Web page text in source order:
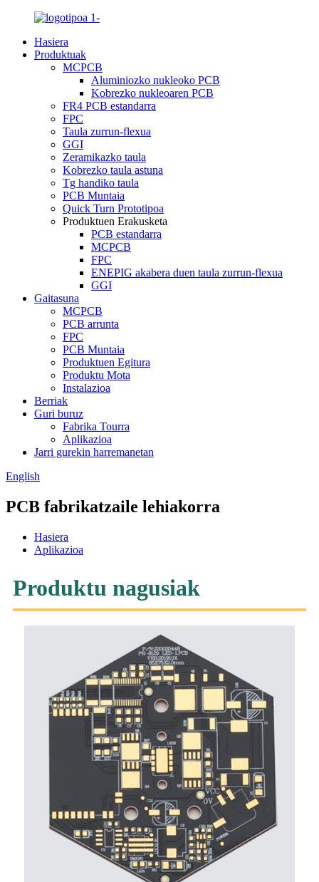
Hasiera
Produktuak
MCPCB
Aluminiozko nukleoko PCB
Kobrezko nukleoaren PCB
FR4 PCB estandarra
FPC
Taula zurrun-flexua
GGI
Zeramikazko taula
Kobrezko taula astuna
Tg handiko taula
PCB Muntaia
Quick Turn Prototipoa
Produktuen Erakusketa
PCB estandarra
MCPCB
FPC
ENEPIG akabera duen taula zurrun-flexua
GGI
Gaitasuna
MCPCB
PCB arrunta
FPC
PCB Muntaia
Produktuen Egitura
Produktu Mota
Instalazioa
Berriak
Guri buruz
Fabrika Tourra
Aplikazioa
Jarri gurekin harremanetan
English
PCB fabrikatzaile lehiakorra
Hasiera
Aplikazioa
Produktu nagusiak